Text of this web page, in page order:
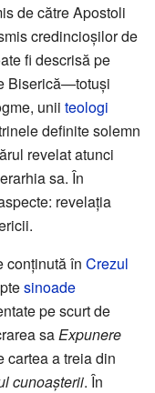
de către Apostoli
credincioşilor de
fi descrisă pe
Biserică—totuşi
unii teologi
definite solemn
revelat atunci
sa. În
revelaţia
conţinută în Crezul
sinoade
pe scurt de
sa Expunere
cartea a treia din
cunoaşterii. În